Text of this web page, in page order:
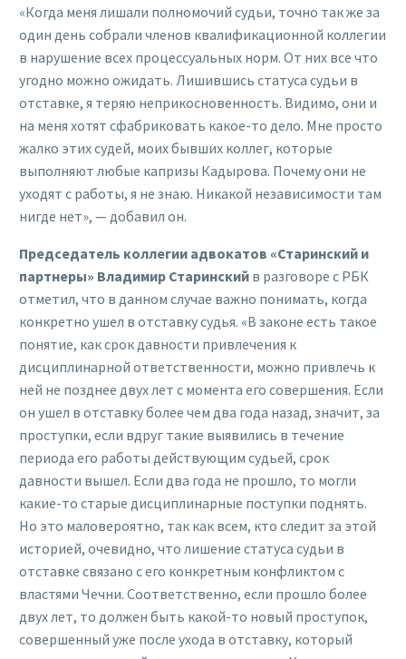
«Когда меня лишали полномочий судьи, точно так же за
один день собрали членов квалификационной коллегии
в нарушение всех процессуальных норм. От них все что
угодно можно ожидать. Лишившись статуса судьи в
отставке, я теряю неприкосновенность. Видимо, они и
на меня хотят сфабриковать какое-то дело. Мне просто
жалко этих судей, моих бывших коллег, которые
выполняют любые капризы Кадырова. Почему они не
уходят с работы, я не знаю. Никакой независимости там
нигде нет», — добавил он.
Председатель коллегии адвокатов «Старинский и
партнеры» Владимир Старинский в разговоре с РБК
отметил, что в данном случае важно понимать, когда
конкретно ушел в отставку судья. «В законе есть такое
понятие, как срок давности привлечения к
дисциплинарной ответственности, можно привлечь к
ней не позднее двух лет с момента его совершения. Если
он ушел в отставку более чем два года назад, значит, за
проступки, если вдруг такие выявились в течение
периода его работы действующим судьей, срок
давности вышел. Если два года не прошло, то могли
какие-то старые дисциплинарные поступки поднять.
Но это маловероятно, так как всем, кто следит за этой
историей, очевидно, что лишение статуса судьи в
отставке связано с его конкретным конфликтом с
властями Чечни. Соответственно, если прошло более
двух лет, то должен быть какой-то новый проступок,
совершенный уже после ухода в отставку, который